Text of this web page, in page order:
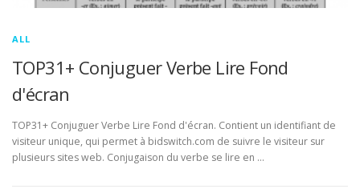
ALL
TOP31+ Conjuguer Verbe Lire Fond
d'écran
TOP31+ Conjuguer Verbe Lire Fond d'écran. Contient un identifiant de
visiteur unique, qui permet à bidswitch.com de suivre le visiteur sur
plusieurs sites web. Conjugaison du verbe se lire en …